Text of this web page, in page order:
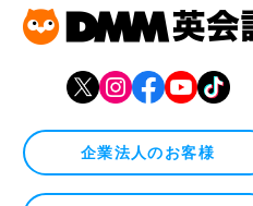
企業法人のお客様